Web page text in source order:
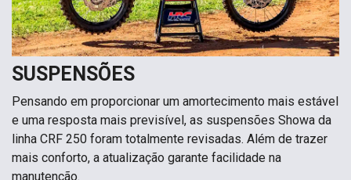
SUSPENSÕES
Pensando em proporcionar um amortecimento mais estável
e uma resposta mais previsível, as suspensões Showa da
linha CRF 250 foram totalmente revisadas. Além de trazer
mais conforto, a atualização garante facilidade na
manutenção.